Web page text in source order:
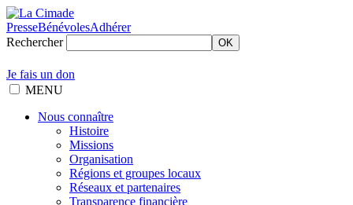
PresseBénévolesAdhérer
Rechercher
OK
Je fais un don
MENU
Nous connaître
Histoire
Missions
Organisation
Régions et groupes locaux
Réseaux et partenaires
Transparence financière